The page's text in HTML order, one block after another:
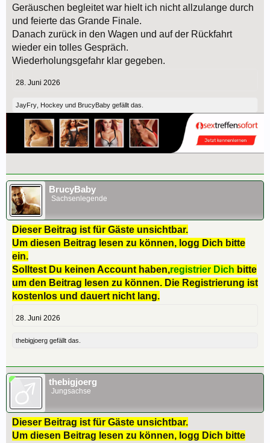
Geräuschen begleitet war hielt ich nicht allzulange durch
und feierte das Grande Finale.
Danach zurück in den Wagen und auf der Rückfahrt
wieder ein tolles Gespräch.
Wiederholungsgefahr klar gegeben.
28. Juni 2026
JayFry Hockey und BrucyBaby gefällt das.
BrucyBaby
Sachsenlegende
Dieser Beitrag ist für Gäste unsichtbar.
Um diesen Beitrag lesen zu können, logg Dich bitte
ein.
Solltest Du keinen Account haben,registrier Dich bitte
um den Beitrag lesen zu können. Die Registrierung ist
kostenlos und dauert nicht lang.
28. Juni 2026
thebigjoerg gefällt das.
thebigjoerg
Jungsachse
Dieser Beitrag ist für Gäste unsichtbar.
Um diesen Beitrag lesen zu können, logg Dich bitte